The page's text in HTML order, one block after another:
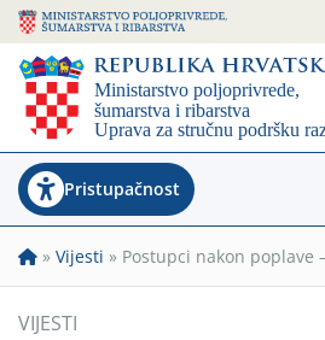
Pristupačnost
» Vijesti » Postupci nakon poplave
VIJESTI